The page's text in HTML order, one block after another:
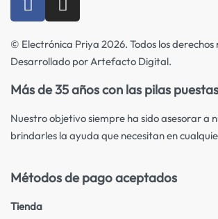
© Electrónica Priya 2026. Todos los derechos
Desarrollado por Artefacto Digital.
Más de 35 años con las pilas puestas
Nuestro objetivo siempre ha sido asesorar a
brindarles la ayuda que necesitan en
Métodos de pago aceptados
Tienda